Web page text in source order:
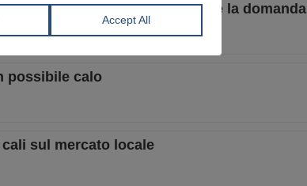
del mercato interno, debole la domanda
possibile calo
sul mercato locale